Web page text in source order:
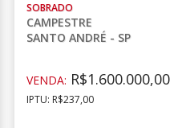
SOBRADO
CAMPESTRE
SANTO ANDRÉ - SP
VENDA: R$1.600.000,00
IPTU: R$237,00